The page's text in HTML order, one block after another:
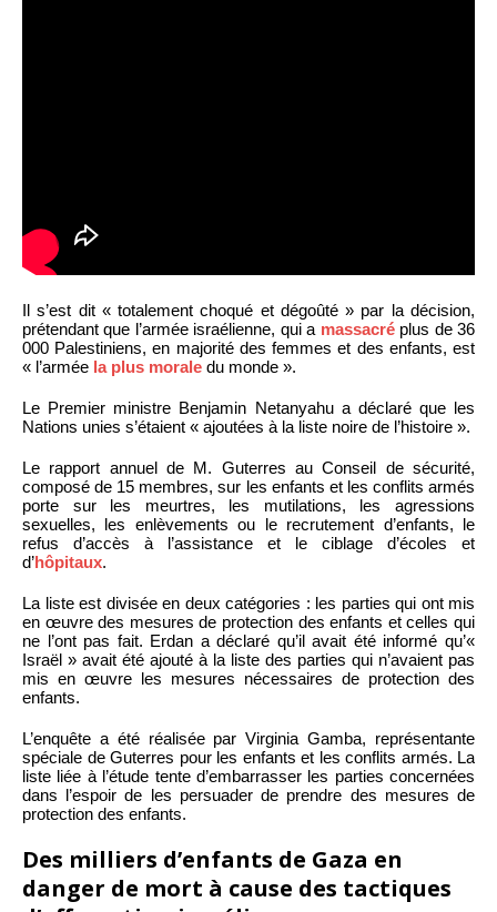
Il s’est dit « totalement choqué et dégoûté » par la décision,
prétendant que l’armée israélienne, qui a massacréplus de 36
000 Palestiniens, en majorité des femmes et des enfants, est
« l’armée la plus morale du monde ».
Le Premier ministre Benjamin Netanyahu a déclaré que les
Nations unies s’étaient « ajoutées à la liste noire de l’histoire ».
Le rapport annuel de M. Guterres au Conseil de sécurité,
composé de 15 membres, sur les enfants et les conflits armés
porte sur les meurtres, les mutilations, les agressions
sexuelles, les enlèvements ou le recrutement d’enfants, le
refus d’accès à l’assistance et le ciblage d’écoles et
d’hôpitaux.
La liste est divisée en deux catégories : les parties qui ont mis
en œuvre des mesures de protection des enfants et celles qui
ne l’ont pas fait. Erdan a déclaré qu’il avait été informé qu’«
Israël » avait été ajouté à la liste des parties qui n’avaient pas
mis en œuvre les mesures nécessaires de protection des
enfants.
L’enquête a été réalisée par Virginia Gamba, représentante
spéciale de Guterres pour les enfants et les conflits armés. La
liste liée à l’étude tente d’embarrasser les parties concernées
dans l’espoir de les persuader de prendre des mesures de
protection des enfants.
Des milliers d’enfants de Gaza en
danger de mort à cause des tactiques